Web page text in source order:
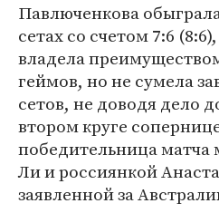
Павлюченкова
сетах со счетом 7:6
владела
геймов, но не сумела
сетов, не доводя дело
втором круге
победительница
Ли и россиянкой
заявленной за